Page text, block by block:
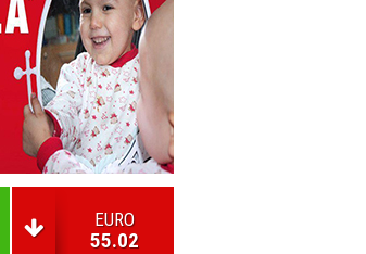
EURO
55.02